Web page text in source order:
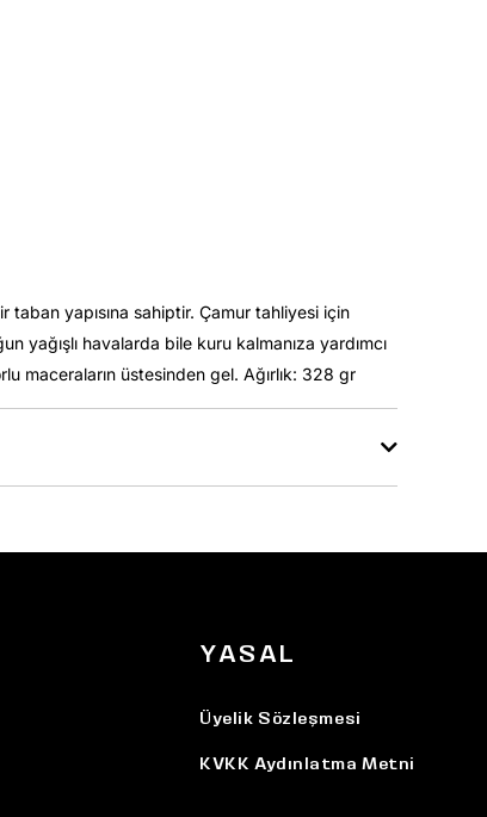
taban yapısına sahiptir. Çamur tahliyesi için
yağışlı havalarda bile kuru kalmanıza yardımcı
maceraların üstesinden gel. Ağırlık: 328 gr
YASAL
Üyelik Sözleşmesi
KVKK Aydınlatma Metni